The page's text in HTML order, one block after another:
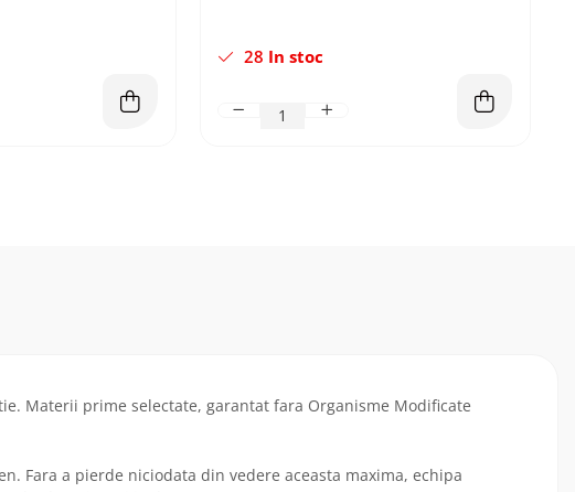
28 In stoc
Materii prime selectate, garantat fara Organisme Modificate
Fara a pierde niciodata din vedere aceasta maxima, echipa